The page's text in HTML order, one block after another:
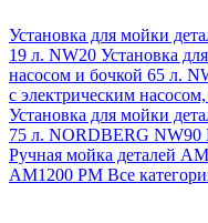
Установка для мойки
19 л. NW20 Установка
насосом и бочкой 65 л.
с электрическим
Установка для мойки
75 л. NORDBERG NW90
Ручная мойка деталей
АМ1200 РМ Все